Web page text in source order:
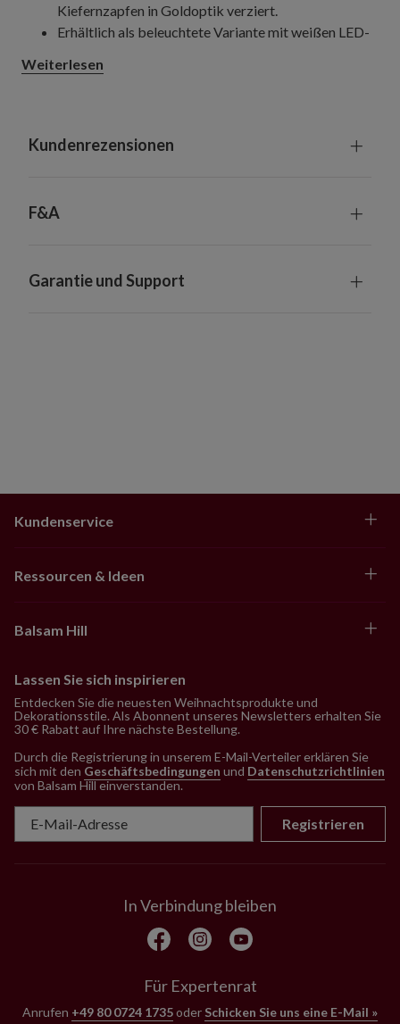
Kiefernzapfen in Goldoptik verziert.
Erhältlich als beleuchtete Variante mit weißen LED-
Jeweils 305 cm lang und 30,5 cm breit
Die Basis bildet ein Ring aus Rebzweigen
Außenbereiche
Weiterlesen
Kundenrezensionen
F&A
Garantie und Support
Kundenservice
Ressourcen & Ideen
Balsam Hill
Lassen Sie sich inspirieren
Entdecken Sie die neuesten Weihnachtsprodukte und
Dekorationsstile. Als Abonnent unseres Newsletters erhalten Sie
30 € Rabatt auf Ihre nächste Bestellung.
Durch die Registrierung in unserem E-Mail-Verteiler erklären Sie
sich mit den Geschäftsbedingungen und Datenschutzrichtlinien
von Balsam Hill einverstanden.
Registrieren
In Verbindung bleiben
Für Expertenrat
Anrufen +49 80 0724 1735oder Schicken Sie uns eine E-Mail »